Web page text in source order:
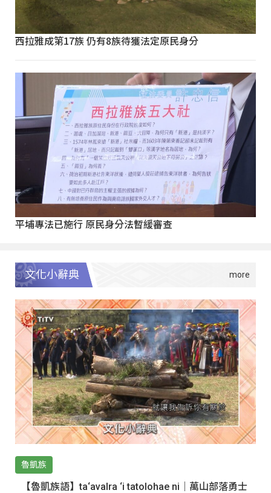
西拉雅成第17族 仍有8族待獲法定原民身分
平埔專法已施行 原民身分法暫緩審查
文化小辭典
魯凱族
【魯凱族語】ta‘avalra ‘i tatolohae ni｜萬山部落勇士